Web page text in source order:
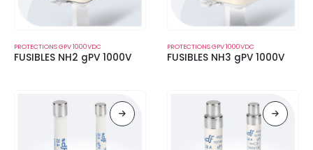
PROTECTIONS GPV 1000VDC
FUSIBLES NH2 gPV 1000V
PROTECTIONS GPV 1000VDC
FUSIBLES NH3 gPV 1000V